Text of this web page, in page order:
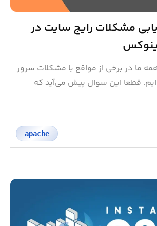
مشکلات رایج سایت در
ما در برخی از مواقع با مشکلات سرور
قطعا این سوال پیش می‌آید که
apache